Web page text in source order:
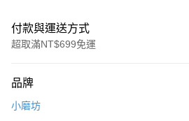
付款與運送方式
超取滿NT$699免運
信用卡一次付款
品牌
小磨坊